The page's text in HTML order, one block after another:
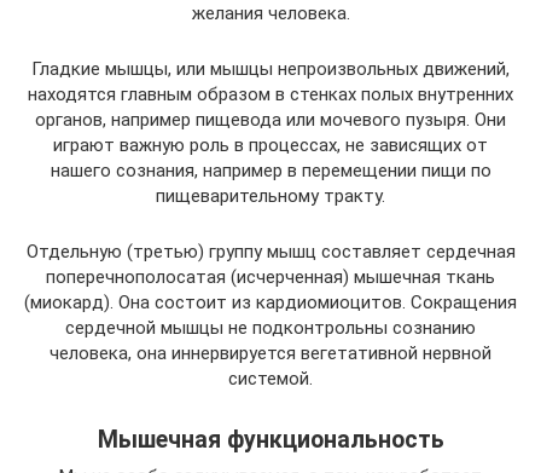
желания человека.
Гладкие мышцы, или мышцы непроизвольных движений,
находятся главным образом в стенках полых внутренних
органов, например пищевода или мочевого пузыря. Они
играют важную роль в процессах, не зависящих от
нашего сознания, например в перемещении пищи по
пищеварительному тракту.
Отдельную (третью) группу мышц составляет сердечная
поперечнополосатая (исчерченная) мышечная ткань
(миокард). Она состоит из кардиомиоцитов. Сокращения
сердечной мышцы не подконтрольны сознанию
человека, она иннервируется вегетативной нервной
системой.
Мышечная функциональность